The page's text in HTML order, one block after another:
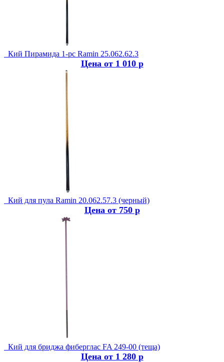
Кий Пирамида 1-рс Ramin 25.062.62.3
Цена от 1 010 р
Кий для пула Ramin 20.062.57.3 (черный)
Цена от 750 р
Кий для бриджа фиберглас FA 249-00 (теща)
Цена от 1 280 р